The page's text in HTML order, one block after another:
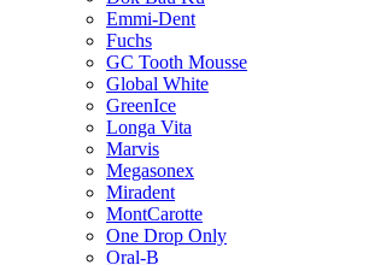
Emmi-Dent
Fuchs
GC Tooth Mousse
Global White
GreenIce
Longa Vita
Marvis
Megasonex
Miradent
MontCarotte
One Drop Only
Oral-B